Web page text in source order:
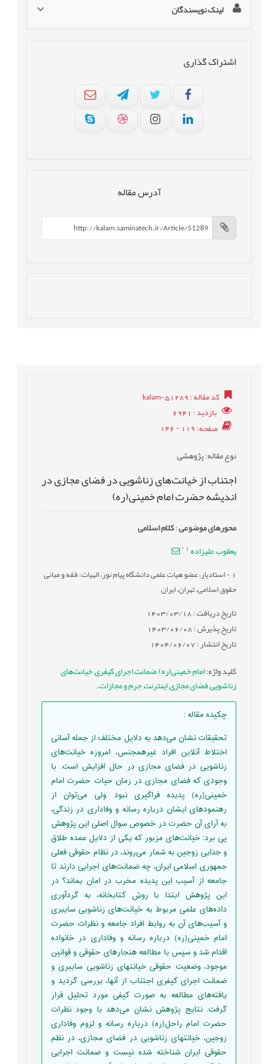
لینک نویسندگان
اشتراک گذاری
آدرس مقاله
کد مقاله: kalam-51289
بازدید: 6941
صفحه: 119 - 146
نوع مقاله: پژوهشی
اجتناب از خیانت‌های زناشویی در فضای مجازی در
اندیشه حضرت امام خمینی(ره)
محورهای موضوعی:کلام اسلامی
یعقوب علیزاده1
*
- استادیار، عضو هیات علمی دانشگاه پیام نور، الهیات: فقه و مبانی
حقوق اسلامی، تهران، ایران
تاریخ دریافت : 1403/03/18
تاریخ پذیرش : 1403/06/08
تاریخ انتشار : 1404/06/07
کلید واژه:امام خمینی(ره)ضمانت اجرای کیفری,خیانت‌های
زناشویی,فضای مجازی,اینترنت,جرم و مجازات.,
چکیده مقاله:
تحقیقات نشان می‌دهد به دلایل مختلف از جمله آسانی
اختلاط آنلاین افراد غیرهمجنس، امروزه خیانت‌های
زناشویی در فضای مجازی در حال افزایش است. با
وجودی که فضای مجازی در زمان حیات حضرت امام
خمینی(ره) پدیده فراگیری نبود ولی می‌توان از
رهنمودهای ایشان درباره رسانه و وفاداری در زندگی،
به آرای آن حضرت در خصوص سوال اصلی این پژوهش
پی برد: خیانت‌های مزبور که یکی از دلایل عمده طلاق
و جدایی زوجین به شمار می‌روند، در نظام حقوقی فعلی
جمهوری اسلامی ایران، چه ضمانت‌های اجرایی دارند تا
جامعه از آسیب این پدیده مخرب در امان بماند؟ در
این پژوهش ابتدا با روش کتابخانه، به گردآوری
داده‌های علمی مربوط به خیانت‌های زناشویی سایبری
و آسیب‌های آن به روابط افراد جامعه و نظرات حضرت
امام خمینی(ره) درباره رسانه و وفاداری در خانواده
اقدام شد و سپس با مطالعه هنجارهای حقوقی و قوانین
موجود، وضعیت حقوقی خیانتهای زناشویی سایبری و
ضمانت اجرای کیفری اجتناب از آنها، بررسی گردید و
یافته‌های مطالعه به صورت کیفی مورد تحلیل قرار
گرفت. نتایج پژوهش نشان می‌دهد با وجود نظرات
حضرت امام راحل(ره) درباره رسانه و لزوم وفاداری
زوجین، خیانتهای زناشویی در فضای مجازی، در نظم
حقوقی ایران شناخته شده نیست و ضمانت اجرایی